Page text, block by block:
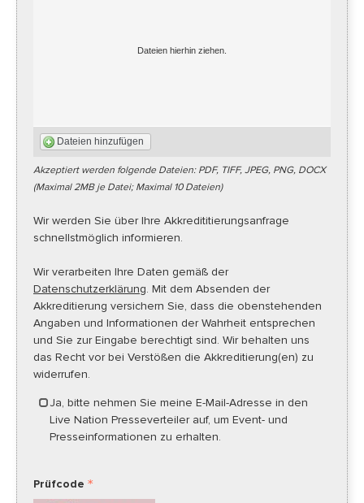
Dateien hierhin ziehen.
Dateien hinzufügen
Akzeptiert werden folgende Dateien: PDF, TIFF, JPEG, PNG, DOCX
(Maximal 2MB je Datei; Maximal 10 Dateien)
Wir werden Sie über Ihre Akkredititierungsanfrage
schnellstmöglich informieren.
Wir verarbeiten Ihre Daten gemäß der
Datenschutzerklärung. Mit dem Absenden der
Akkreditierung versichern Sie, dass die obenstehenden
Angaben und Informationen der Wahrheit entsprechen
und Sie zur Eingabe berechtigt sind. Wir behalten uns
das Recht vor bei Verstößen die Akkreditierung(en) zu
widerrufen.
Ja, bitte nehmen Sie meine E-Mail-Adresse in den
Live Nation Presseverteiler auf, um Event- und
Presseinformationen zu erhalten.
Prüfcode